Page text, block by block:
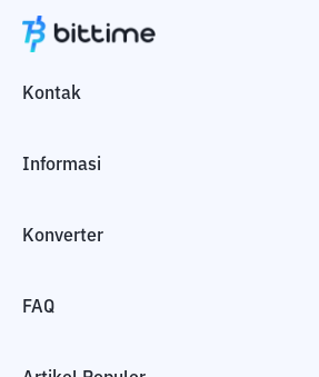
Kontak
Informasi
Konverter
FAQ